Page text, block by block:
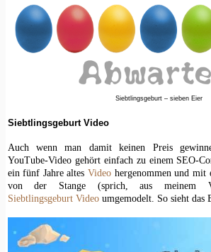
Siebtlingsgeburt – sieben Eier
Siebtlingsgeburt Video
Auch wenn man damit keinen Preis
YouTube-Video gehört einfach zu einem SEO-
ein fünf Jahre altesVideo hergenommen und mit
von der Stange (sprich, aus meinem
Siebtlingsgeburt Videoumgemodelt. So sieht das